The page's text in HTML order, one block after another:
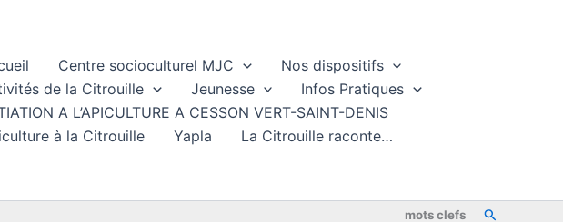
Centre socioculturel MJC
Nos dispositifs
de la Citrouille
Jeunesse
Infos Pratiques
A L’APICULTURE A CESSON VERT-SAINT-DENIS
à la Citrouille
Yapla La Citrouille raconte…
mots clefs Rechercher